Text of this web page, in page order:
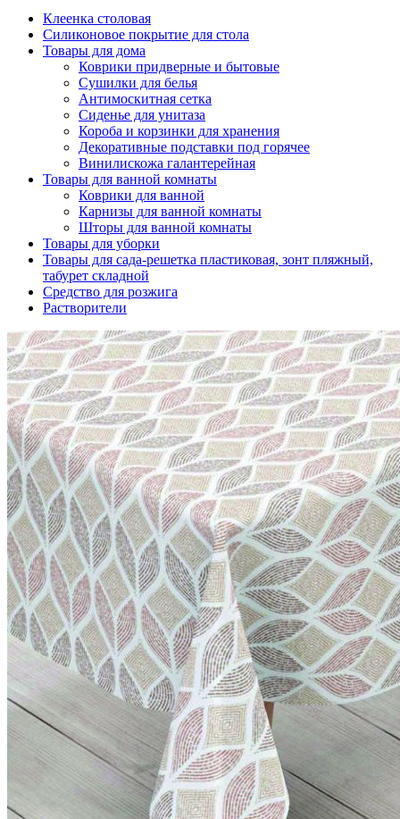
Клеенка столовая
Силиконовое покрытие для стола
Товары для дома
Коврики придверные и бытовые
Сушилки для белья
Антимоскитная сетка
Сиденье для унитаза
Короба и корзинки для хранения
Декоративные подставки под горячее
Винилискожа галантерейная
Товары для ванной комнаты
Коврики для ванной
Карнизы для ванной комнаты
Шторы для ванной комнаты
Товары для уборки
Товары для сада-решетка пластиковая, зонт пляжный,
табурет складной
Средство для розжига
Растворители